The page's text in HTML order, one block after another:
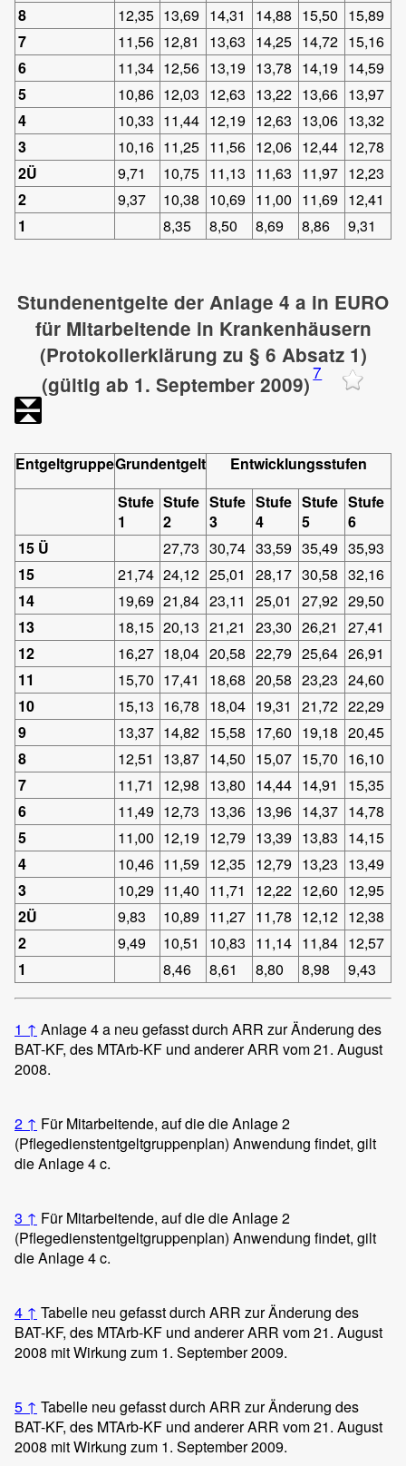
8
12,35 13,69 14,31 14,88 15,50 15,89
7
11,56 12,81 13,63 14,25 14,72 15,16
6
11,34 12,56 13,19 13,78 14,19 14,59
5
10,86 12,03 12,63 13,22 13,66 13,97
4
10,33 11,44 12,19 12,63 13,06 13,32
3
10,16 11,25 11,56 12,06 12,44 12,78
2Ü
9,71 10,75 11,13 11,63 11,97 12,23
2
9,37 10,38 10,69 11,00 11,69 12,41
1
8,35 8,50 8,69 8,86 9,31
Stundenentgelte der Anlage 4 a in EURO
für Mitarbeitende in Krankenhäusern
(Protokollerklärung zu § 6 Absatz 1)
(gültig ab 1. September 2009)7
EntgeltgruppeGrundentgelt
Entwicklungsstufen
Stufe
1
Stufe
2
Stufe
3
Stufe
4
Stufe
5
Stufe
6
15 Ü
27,73 30,74 33,59 35,49 35,93
15
21,74 24,12 25,01 28,17 30,58 32,16
14
19,69 21,84 23,11 25,01 27,92 29,50
13
18,15 20,13 21,21 23,30 26,21
27,41
12
16,27 18,04 20,58 22,79 25,64 26,91
11
15,70 17,41 18,68 20,58 23,23 24,60
10
15,13 16,78 18,04 19,31 21,72 22,29
9
13,37 14,82 15,58 17,60 19,18 20,45
8
12,51 13,87 14,50 15,07 15,70 16,10
7
11,71 12,98 13,80 14,44 14,91
15,35
6
11,49 12,73 13,36 13,96 14,37 14,78
5
11,00 12,19 12,79 13,39 13,83 14,15
4
10,46 11,59 12,35 12,79 13,23 13,49
3
10,29 11,40 11,71 12,22 12,60 12,95
2Ü
9,83 10,89 11,27 11,78 12,12 12,38
2
9,49 10,51 10,83 11,14 11,84 12,57
1
8,46 8,61 8,80 8,98 9,43
1 ↑ Anlage 4 a neu gefasst durch ARR zur Änderung des
BAT-KF, des MTArb-KF und anderer ARR vom 21. August
2008.
2 ↑ Für Mitarbeitende, auf die die Anlage 2
(Pflegedienstentgeltgruppenplan) Anwendung findet, gilt
die Anlage 4 c.
3 ↑ Für Mitarbeitende, auf die die Anlage 2
(Pflegedienstentgeltgruppenplan) Anwendung findet, gilt
die Anlage 4 c.
4 ↑ Tabelle neu gefasst durch ARR zur Änderung des
BAT-KF, des MTArb-KF und anderer ARR vom 21. August
2008 mit Wirkung zum 1. September 2009.
5 ↑ Tabelle neu gefasst durch ARR zur Änderung des
BAT-KF, des MTArb-KF und anderer ARR vom 21. August
2008 mit Wirkung zum 1. September 2009.